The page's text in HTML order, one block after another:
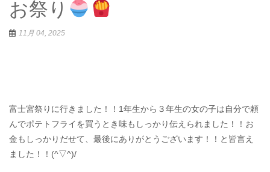
お祭り
11月 04, 2025
富士宮祭りに行きました！！1年生から３年生の女の子は自分で頼
んでポテトフライを買うとき味もしっかり伝えられました！！お
金もしっかりだせて、最後にありがとうございます！！と皆言え
ました！！(^▽^)/